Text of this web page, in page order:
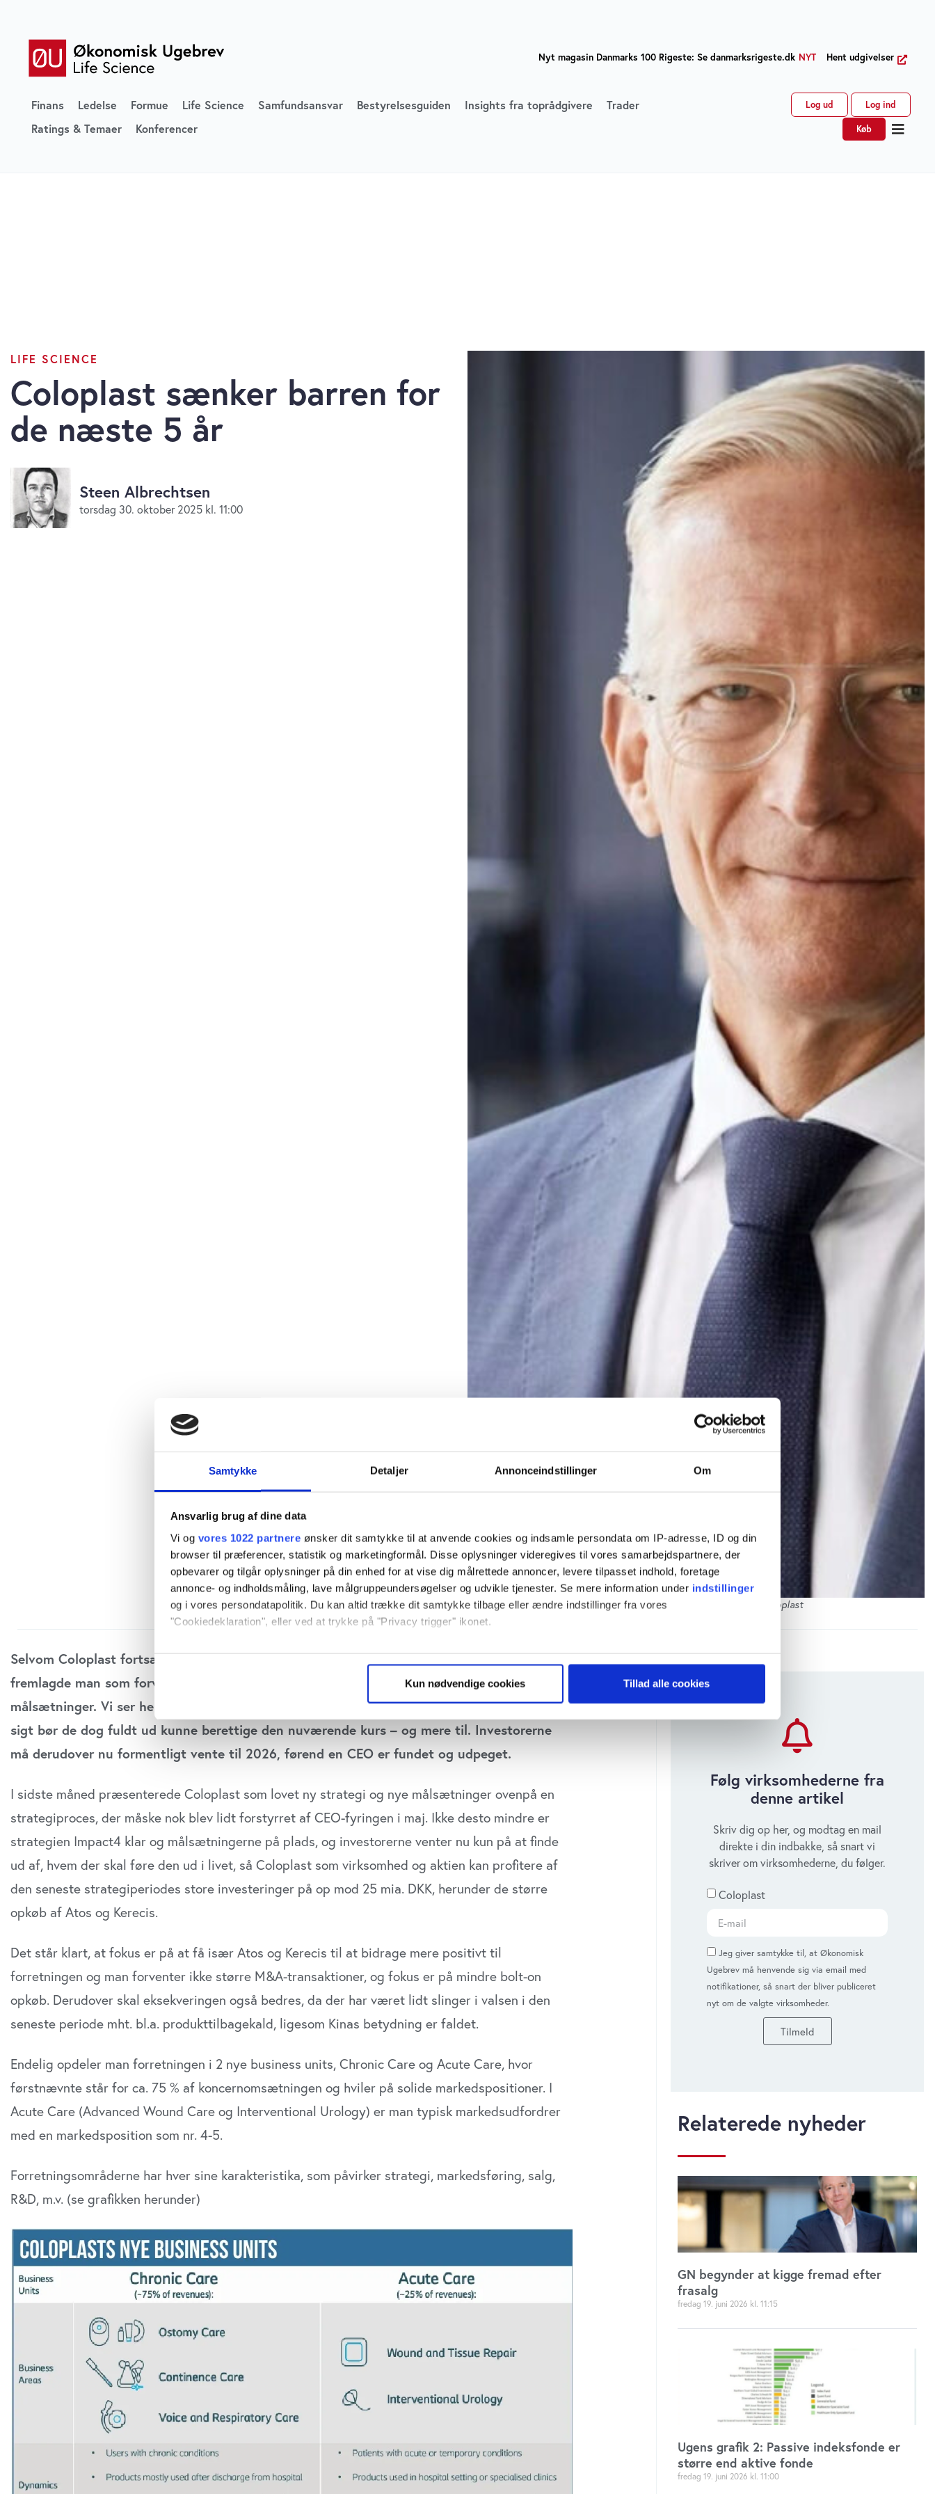
Samtykke Detaljer Annonceindstillinger Om
Ansvarlig brug af dine data
Vi og vores 1022 partnere ønsker dit samtykke til at anvende cookies og indsamle persondata om IP-adresse, ID og din
browser til præferencer, statistik og marketingformål. Disse oplysninger videregives til vores samarbejdspartnere, der
opbevarer og tilgår oplysninger på din enhed for at vise dig målrettede annoncer, levere tilpasset indhold, foretage
annonce- og indholdsmåling, lave målgruppeundersøgelser og udvikle tjenester. Se mere information under indstillinger
og i vores persondatapolitik. Du kan altid trække dit samtykke tilbage eller ændre indstillinger fra vores
"Cookiedeklaration", eller ved at trykke på "Privacy trigger" ikonet.
Hvis du tillader det, vil vi også gerne:
Identificere din enhed baseret på en scanning af dens unikke karakteristika (fingerprinting)
vores trafik. Vi deler også oplysninger om din brug af vores website med vores partnere inden for sociale medier,
annonceringspartnere og analysepartnere. Vores partnere kan kombinere disse data med andre oplysninger, du har givet
dem, eller som de har indsamlet fra din brug af deres tjenester. Du samtykker til vores cookies, hvis du fortsætter med at
anvende vores hjemmeside.
Kun nødvendige cookies Tillad alle cookies
Nyt magasin Danmarks 100 Rigeste: Se danmarksrigeste.dk NYT Hent udgivelser
Finans Ledelse Formue Life Science Samfundsansvar Bestyrelsesguiden Insights fra toprådgivere
Trader
Ratings & Temaer
Konferencer
Log ud Log ind
Køb
LIFE SCIENCE
Coloplast sænker barren for
de næste 5 år
Steen Albrechtsen
torsdag 30. oktober 2025 kl. 11:00
Lars Rasmussen – Midlertidig CEO hos Coloplast
Selvom Coloplast fortsætter det ledelsesmæssige tomrum efter CEO-fyringen i maj,
fremlagde man som forventet en ny 5 års strategi og opdaterede samtidig de finansielle
målsætninger. Vi ser her nærmere på strategien og på de ambitioner, der er sænket lidt. På
sigt bør de dog fuldt ud kunne berettige den nuværende kurs – og mere til. Investorerne
må derudover nu formentligt vente til 2026, førend en CEO er fundet og udpeget.
I sidste måned præsenterede Coloplast som lovet ny strategi og nye målsætninger ovenpå en
strategiproces, der måske nok blev lidt forstyrret af CEO-fyringen i maj. Ikke desto mindre er
strategien Impact4 klar og målsætningerne på plads, og investorerne venter nu kun på at finde
ud af, hvem der skal føre den ud i livet, så Coloplast som virksomhed og aktien kan profitere af
den seneste strategiperiodes store investeringer på op mod 25 mia. DKK, herunder de større
opkøb af Atos og Kerecis.
Det står klart, at fokus er på at få især Atos og Kerecis til at bidrage mere positivt til
forretningen og man forventer ikke større M&A-transaktioner, og fokus er på mindre bolt-on
opkøb. Derudover skal eksekveringen også bedres, da der har været lidt slinger i valsen i den
seneste periode mht. bl.a. produkttilbagekald, ligesom Kinas betydning er faldet.
Endelig opdeler man forretningen i 2 nye business units, Chronic Care og Acute Care, hvor
førstnævnte står for ca. 75 % af koncernomsætningen og hviler på solide markedspositioner. I
Acute Care (Advanced Wound Care og Interventional Urology) er man typisk markedsudfordrer
med en markedsposition som nr. 4-5.
Forretningsområderne har hver sine karakteristika, som påvirker strategi, markedsføring, salg,
R&D, m.v. (se grafikken herunder)
Følg virksomhederne fra
denne artikel
Skriv dig op her, og modtag en mail
direkte i din indbakke, så snart vi
skriver om virksomhederne, du følger.
Coloplast
Jeg giver samtykke til, at Økonomisk
Ugebrev må henvende sig via email med
notifikationer, så snart der bliver publiceret
nyt om de valgte virksomheder.
Tilmeld
Relaterede nyheder
GN begynder at kigge fremad efter
frasalg
fredag 19. juni 2026 11:15
Ugens grafik 2: Passive indeksfonde er
større end aktive fonde
fredag 19. juni 2026 11:00